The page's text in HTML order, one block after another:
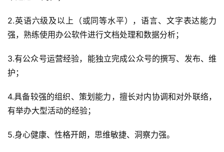
2.英语六级及以上（或同等水平），语言、文字表达能力
强，熟练使用办公软件进行文档处理和数据分析；
3.有公众号运营经验，能独立完成公众号的撰写、发布、维
护；
4.具备较强的组织、策划能力，擅长对内协调和对外联络，
有举办大型活动的经验；
5.身心健康、性格开朗，思维敏捷、洞察力强。